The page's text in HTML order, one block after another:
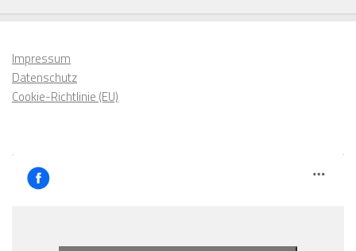
Impressum
Datenschutz
Cookie-Richtlinie (EU)